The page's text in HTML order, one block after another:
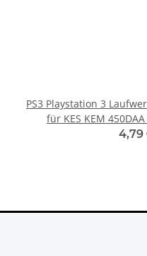
PS3 Playstation 3
für KES KEM
4,79